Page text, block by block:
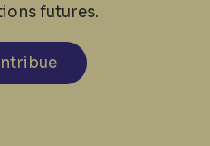
futures.